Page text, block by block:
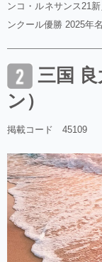
ンコ・ルネサンス21
ンクール優勝 2025年
三国
ン）
掲載コード 45109